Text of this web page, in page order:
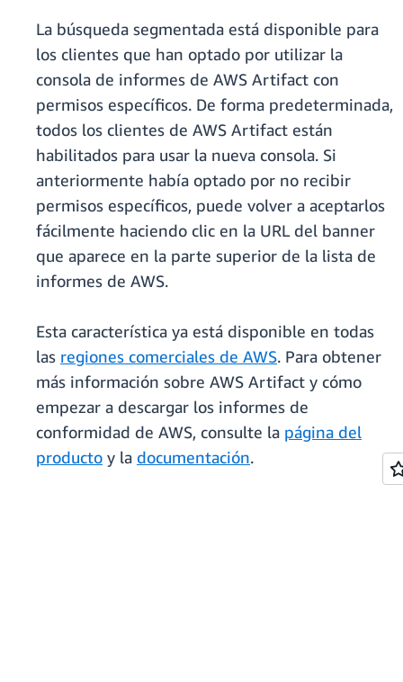
La búsqueda segmentada está disponible para
los clientes que han optado por utilizar la
consola de informes de AWS Artifact con
permisos específicos. De forma predeterminada,
todos los clientes de AWS Artifact están
habilitados para usar la nueva consola. Si
anteriormente había optado por no recibir
permisos específicos, puede volver a aceptarlos
fácilmente haciendo clic en la URL del banner
que aparece en la parte superior de la lista de
informes de AWS.
Esta característica ya está disponible en todas
las regiones comerciales de AWS. Para obtener
más información sobre AWS Artifact y cómo
empezar a descargar los informes de
conformidad de AWS, consulte la página del
producto y la documentación.